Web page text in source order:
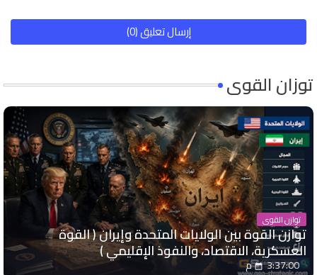
إرسال تعليق (0)
توزان القوى
توازن القوى
توازن القوة بين الولايات المتحدة وإيران ( القوة
العسكرية، الاقتصاد، والنفوذ الإقليمي )
3:37:00 م